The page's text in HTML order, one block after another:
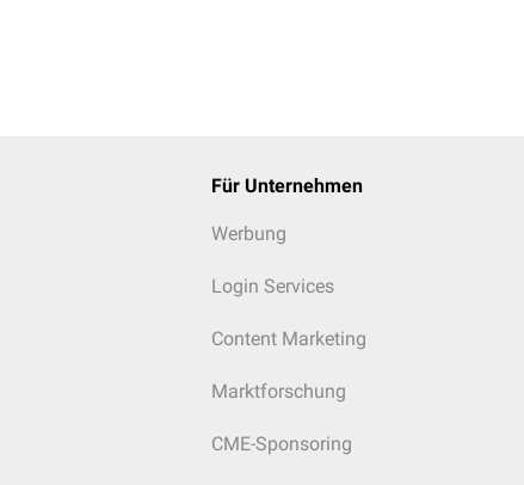
Für Unternehmen
Werbung
Login Services
Content Marketing
Marktforschung
CME-Sponsoring